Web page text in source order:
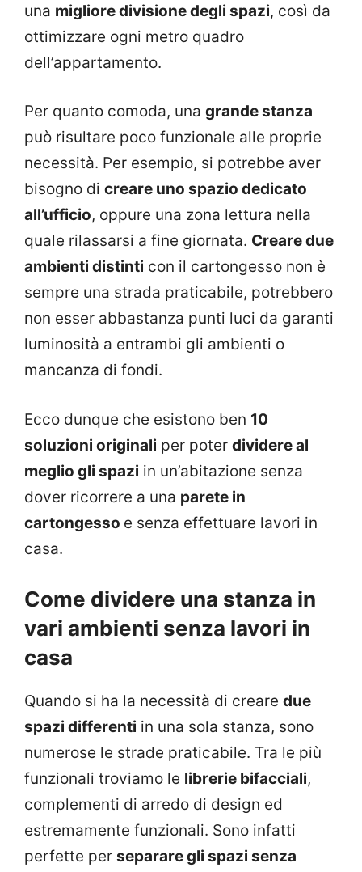
una migliore divisione degli spazi, così da
ottimizzare ogni metro quadro
dell’appartamento.
Per quanto comoda, una grande stanza
può risultare poco funzionale alle proprie
necessità. Per esempio, si potrebbe aver
bisogno di creare uno spazio dedicato
all’ufficio, oppure una zona lettura nella
quale rilassarsi a fine giornata. Creare due
ambienti distinti con il cartongesso non è
sempre una strada praticabile, potrebbero
non esser abbastanza punti luci da garanti
luminosità a entrambi gli ambienti o
mancanza di fondi.
Ecco dunque che esistono ben 10
soluzioni originali per poter dividere al
meglio gli spazi in un’abitazione senza
dover ricorrere a una parete in
cartongesso e senza effettuare lavori in
casa.
Come dividere una stanza in
vari ambienti senza lavori in
casa
Quando si ha la necessità di creare due
spazi differenti in una sola stanza, sono
numerose le strade praticabile. Tra le più
funzionali troviamo le librerie bifacciali,
complementi di arredo di design ed
estremamente funzionali. Sono infatti
perfette per separare gli spazi senza